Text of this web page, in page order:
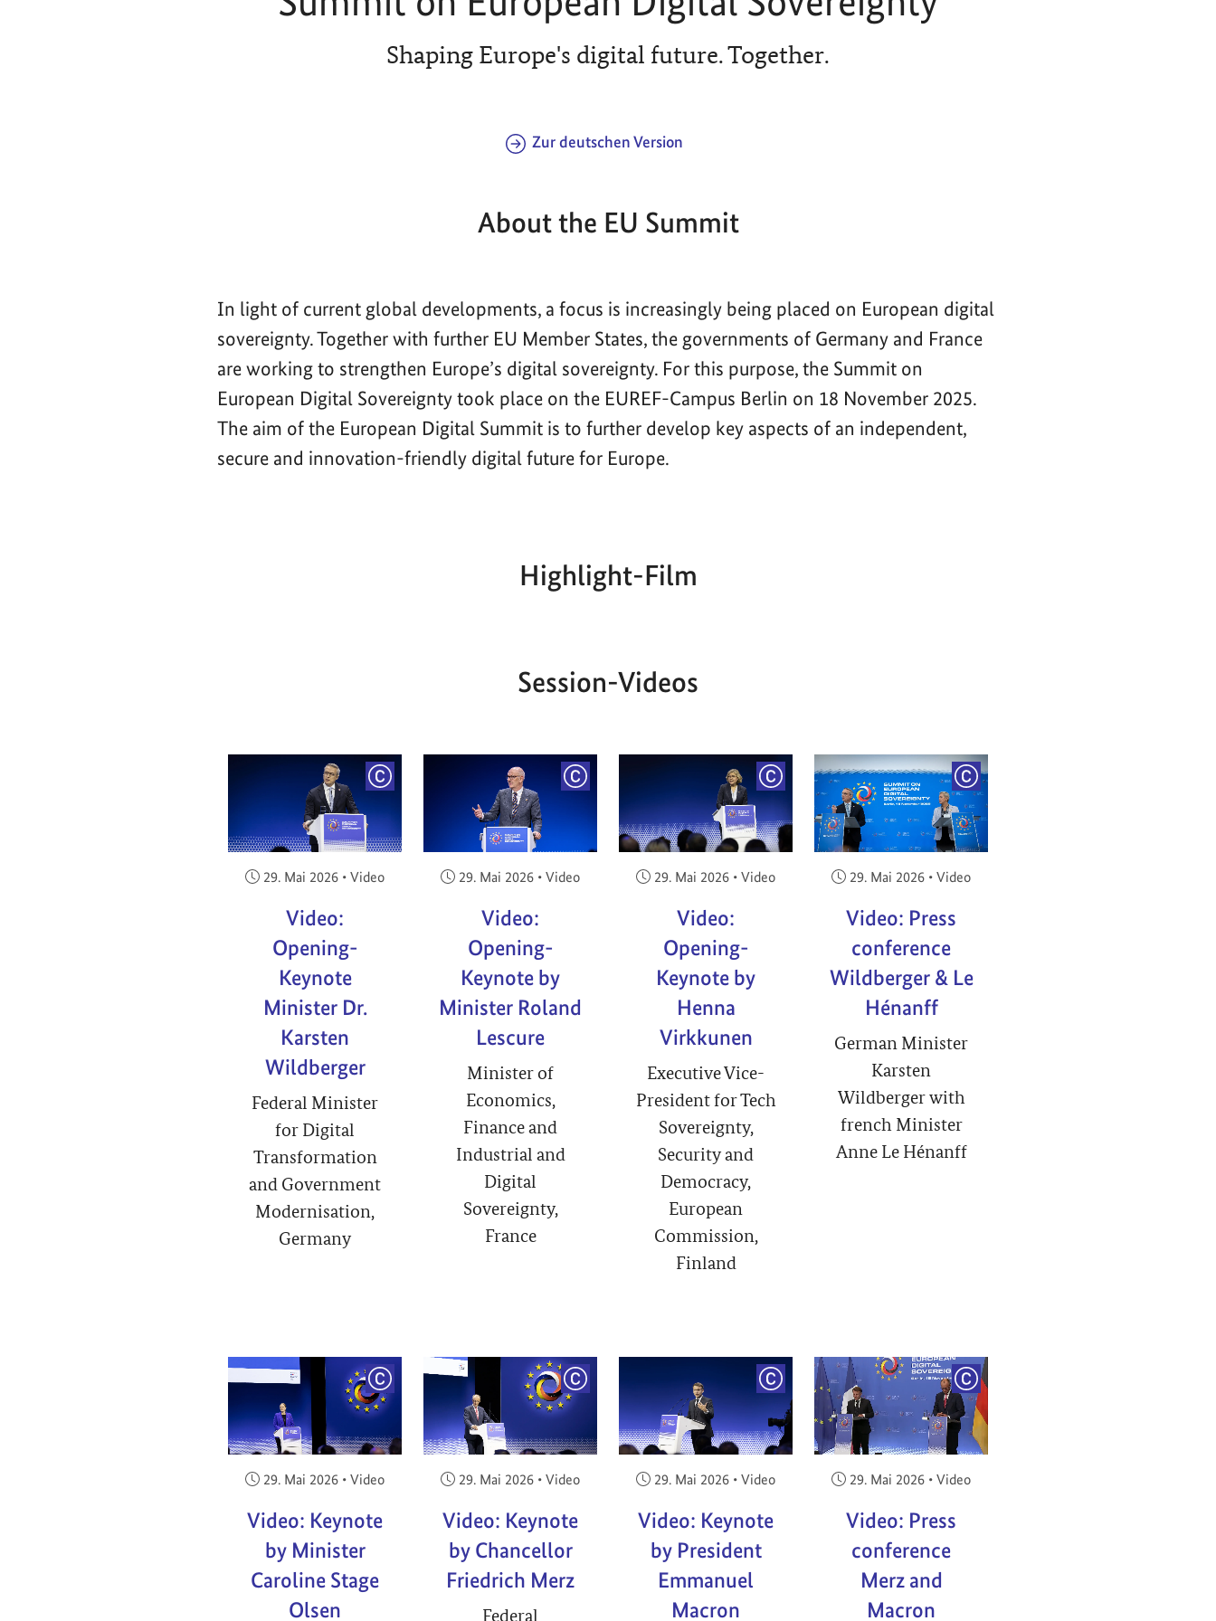
Shaping Europe's digital future. Together.
Zur deutschen Version
About the EU Summit
In light of current global developments, a focus is increasingly being placed on European digital
sovereignty. Together with further EU Member States, the governments of Germany and France
are working to strengthen Europe’s digital sovereignty. For this purpose, the Summit on
European Digital Sovereignty took place on the EUREF-Campus Berlin on 18 November 2025.
The aim of the European Digital Summit is to further develop key aspects of an independent,
secure and innovation-friendly digital future for Europe.
Highlight-Film
Aktueller
00:00|Gesamtlaufzeit
00:00
Session-Videos
COPYRIGHT
Veröffentlicht am:
29. Mai 2026 • Video
Video:
Opening-
Keynote
Minister Dr.
Karsten
Wildberger
Federal Minister
for Digital
Transformation
and Government
Modernisation,
Germany
COPYRIGHT
Veröffentlicht am:
29. Mai 2026 • Video
Video:
Opening-
Keynote by
Minister Roland
Lescure
Minister of
Economics,
Finance and
Industrial and
Digital
Sovereignty,
France
COPYRIGHT
Veröffentlicht am:
29. Mai 2026 • Video
Video:
Opening-
Keynote by
Henna
Virkkunen
Executive Vice-
President for Tech
Sovereignty,
Security and
Democracy,
European
Commission,
Finland
COPYRIGHT
Veröffentlicht am:
29. Mai 2026 • Video
Video: Press
conference
Wildberger & Le
Hénanff
German Minister
Karsten
Wildberger with
french Minister
Anne Le Hénanff
COPYRIGHT
Veröffentlicht am:
29. Mai 2026 • Video
Video: Keynote
by Minister
Caroline Stage
Olsen
COPYRIGHT
Veröffentlicht am:
29. Mai 2026 • Video
Video: Keynote
by Chancellor
Friedrich Merz
Federal
COPYRIGHT
Veröffentlicht am:
29. Mai 2026 • Video
Video: Keynote
by President
Emmanuel
Macron
COPYRIGHT
Veröffentlicht am:
29. Mai 2026 • Video
Video: Press
conference
Merz and
Macron